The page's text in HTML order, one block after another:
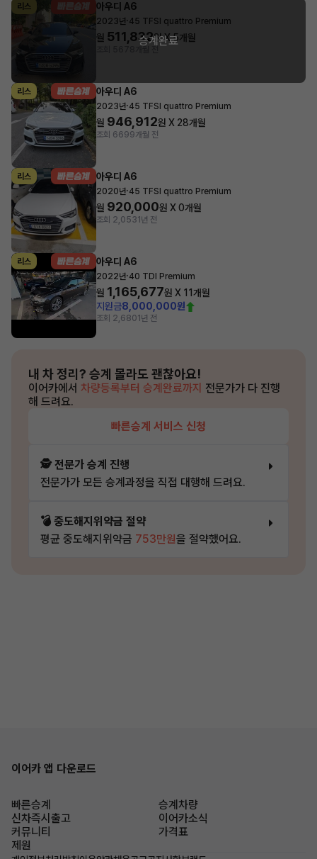
리스 아우디 A6
2023년· 45 TFSI quattro Premium
월 511,832원 X5개월
승계완료
리스 아우디 A6
2023년·45 TFSI quattro Premium
월 946,912원 X 28개월
조회 6699개월 전
리스 아우디 A6
2020년·45 TFSI quattro Premium
월 920,000원 X0개월
조회 2,0531년 전
리스 아우디 A6
2022년·40 TDI Premium
월 1,165,677원 X 11개월
지원금8,000,000원
조회 2,6801년 전
내 차 정리? 승계 몰라도 괜찮아요!
이어카에서 차량등록부터 승계완료까지 전문가가 다 진행
해 드려요.
빠른승계 서비스 신청
🕵️ 전문가 승계 진행
전문가가 모든 승계과정을 직접 대행해 드려요.
💣 중도해지위약금 절약
평균 중도해지위약금 753만원을 절약했어요.
이어카 앱 다운로드
빠른승계
승계차량
신차즉시출고
이어카소식
커뮤니티
가격표
제원